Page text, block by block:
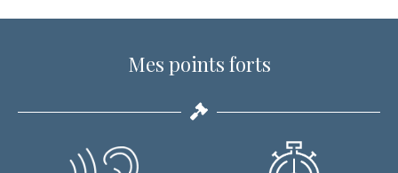
Mes points forts